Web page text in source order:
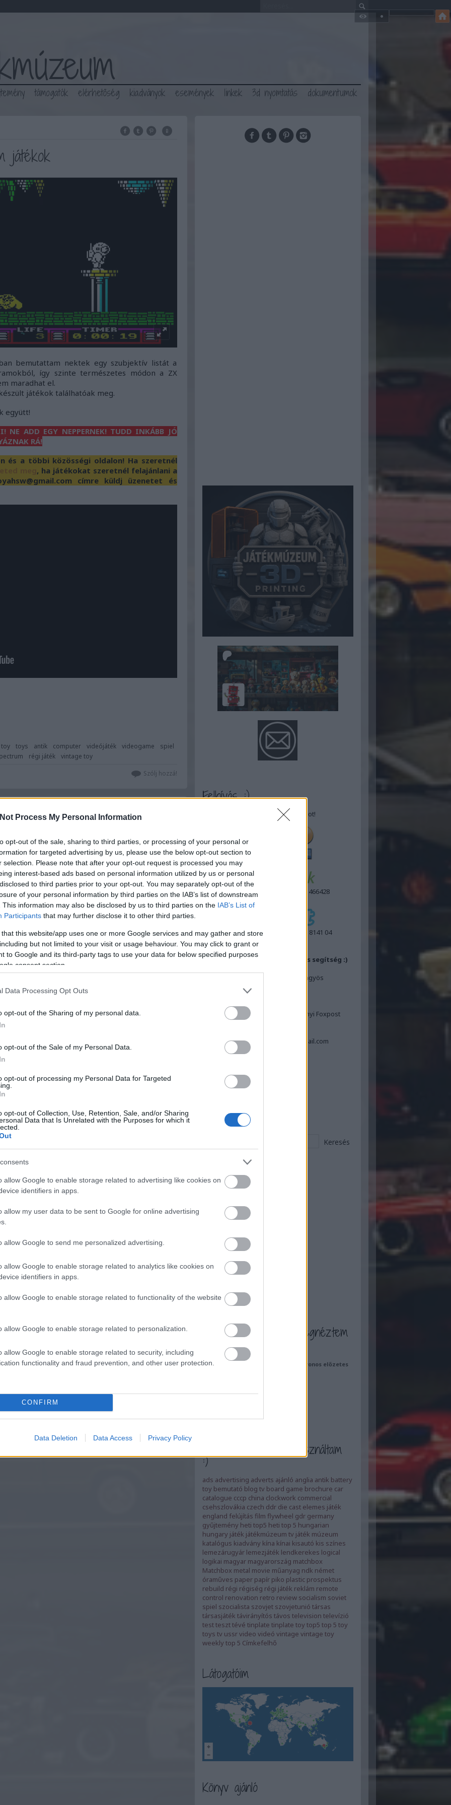
Process My Personal Information
opt-out of the sale, sharing to third parties, or processing of your personal or
for targeted advertising by us, please use the below opt-out section to
selection. Please note that after your opt-out request is processed you may
interest-based ads based on personal information utilized by us or personal
to third parties prior to your opt-out. You may separately opt-out of the
of your personal information by third parties on the IAB’s list of downstream
This information may also be disclosed by us to third parties on the IAB’s List of
Participants that may further disclose it to other third parties.
that this website/app uses one or more Google services and may gather and store
but not limited to your visit or usage behaviour. You may click to grant or
to Google and its third-party tags to use your data for below specified purposes
consent section.
Data Processing Opt Outs
opt-out of the Sharing of my personal data.
opt-out of the Sale of my Personal Data.
opt-out of processing my Personal Data for Targeted
opt-out of Collection, Use, Retention, Sale, and/or Sharing
Data that Is Unrelated with the Purposes for which it
allow Google to enable storage related to advertising like cookies on
identifiers in apps.
allow my user data to be sent to Google for online advertising
allow Google to send me personalized advertising.
allow Google to enable storage related to analytics like cookies on
identifiers in apps.
allow Google to enable storage related to functionality of the website
allow Google to enable storage related to personalization.
allow Google to enable storage related to security, including
functionality and fraud prevention, and other user protection.
CONFIRM
Data Deletion Data Access Privacy Policy
támogatók elérhetőség kiadványok események linkek 3d nyomtatás dokumentumok
játékok
bemutattam nektek egy szubjektív listát a
így szinte természetes módon a ZX
maradhat el.
játékok találhatóak meg.
együtt!
NE ADD EGY NEPPERNEK! TUDD INKÁBB JÓ
RÁ!
és a többi közösségi oldalon! Ha szeretnél
, ha játékokat szeretnél felajánlani a
címre küldj üzenetet és
toy toys antik computer videójáték videogame
spiel
régi játék
vintage toy
Szólj hozzá!
id/17952238
felhasználói tartalomnak minősülnek, értük a
nem ellenőrzi. Kifogás esetén forduljon a blog szerkesztőjéhez.
Felhívás :)
Támogasd Te is a blogot!
Laposa Tamás 11773391-11466428
IBAN:GB55 REVO 0099 7053 8141 04
BIC:
Játékok felajánlásához egy kis segítség :)
Laposa Tamás 3200 Gyöngyös
Gyöngyös és Hatvan valamennyi Foxpost
Email: tamas.laposa70@gmail.com
Facebook oldaldoboz
Keresgélés :)
Eddig ez történt itt :)
2026 június
)
2026 május(20)
2026 március(13
2026 február
13
2025 december(
2025 november
2025 szeptember
Tovább...
Ezt a blogot én is megnéztem
Digger (Tom Cruise) - magyar szinkronos előzetes
Ezeket a cimkéket használtam
:)
ads advertising adverts ajánló anglia antik battery
toy bemutató blog tv board game brochure car
catalogue cccp china clockwork commercial
csehszlovákia czech ddr die cast elemes játék
england felújítás film flywheel gdr germany
gyűjtemény heti top5 heti top 5 hungarian
hungary játék játékmúzeum tv játék múzeum
katalógus kiadvány kína kínai kisautó kis színes
lemezárugyár lemezjáték lendkerekes logical
logikai magyar magyarország matchbox
Matchbox metal movie műanyag ndk német
óraműves paper papír piko plastic prospektus
rebuild régi régiség régi játék reklám remote
control renovation retro review socialism soviet
spiel szocialista szovjet szovjetunió társas
társasjáték távirányítós távos television televízió
testteszttévé tinplate tinplate toy top5 top 5 toy
toys tv ussrvideo videó vintage vintage toy
weekly top 5 Címkefelhő
Látogatóim
Könyv ajánló